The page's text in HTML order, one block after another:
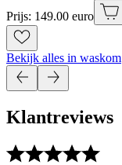
Prijs: 149.00 euro
Bekijk alles in waskom
Klantreviews